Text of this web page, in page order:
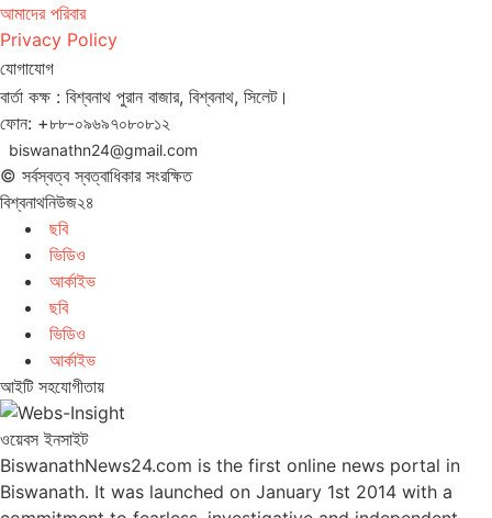
আমাদের পরিবার
Privacy Policy
যোগাযোগ
বার্তা কক্ষ : বিশ্বনাথ পুরান বাজার, বিশ্বনাথ, সিলেট।
ফোন: +৮৮-০৯৬৯৭০৮০৮১২
biswanathn24@gmail.com
© সর্বস্বত্ব স্বত্বাধিকার সংরক্ষিত
বিশ্বনাথনিউজ২৪
ছবি
ভিডিও
আর্কাইভ
ছবি
ভিডিও
আর্কাইভ
আইটি সহযোগীতায়
ওয়েবস ইনসাইট
BiswanathNews24.com is the first online news portal in
Biswanath. It was launched on January 1st 2014 with a